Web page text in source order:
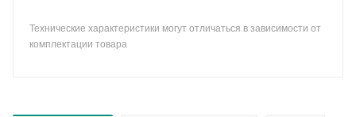
Технические характеристики могут отличаться в зависимости от
комплектации товара